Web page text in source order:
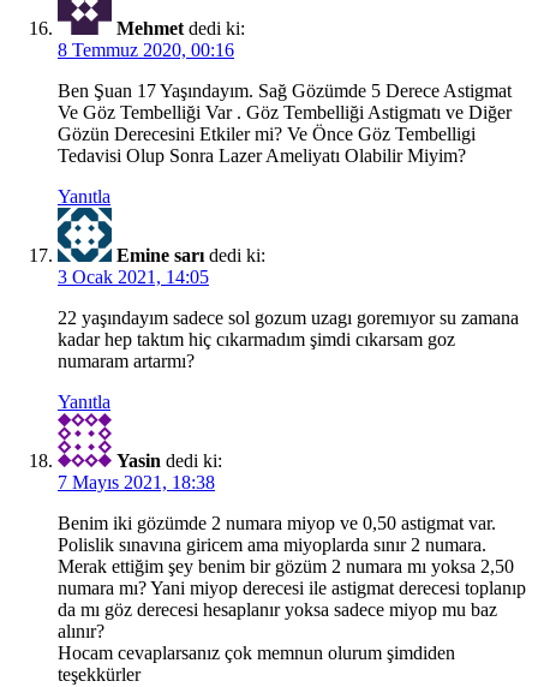
Mehmet dedi ki:
8 Temmuz 2020, 00:16
Ben Şuan 17 Yaşındayım. Sağ Gözümde 5 Derece Astigmat
Ve Göz Tembelliği Var . Göz Tembelliği Astigmatı ve Diğer
Gözün Derecesini Etkiler mi? Ve Önce Göz Tembelligi
Tedavisi Olup Sonra Lazer Ameliyatı Olabilir Miyim?
Yanıtla
Emine sarı dedi ki:
3 Ocak 2021, 14:05
22 yaşındayım sadece sol gozum uzagı goremıyor su zamana
kadar hep taktım hiç cıkarmadım şimdi cıkarsam goz
numaram artarmı?
Yanıtla
Yasin dedi ki:
7 Mayıs 2021, 18:38
Benim iki gözümde 2 numara miyop ve 0,50 astigmat var.
Polislik sınavına giricem ama miyoplarda sınır 2 numara.
Merak ettiğim şey benim bir gözüm 2 numara mı yoksa 2,50
numara mı? Yani miyop derecesi ile astigmat derecesi toplanıp
da mı göz derecesi hesaplanır yoksa sadece miyop mu baz
alınır?
Hocam cevaplarsanız çok memnun olurum şimdiden
teşekkürler